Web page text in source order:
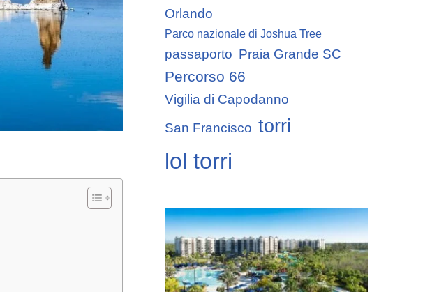
Orlando
Parco nazionale di Joshua Tree
passaporto Praia Grande SC
Percorso 66
Vigilia di Capodanno
San Francisco torri
lol torri